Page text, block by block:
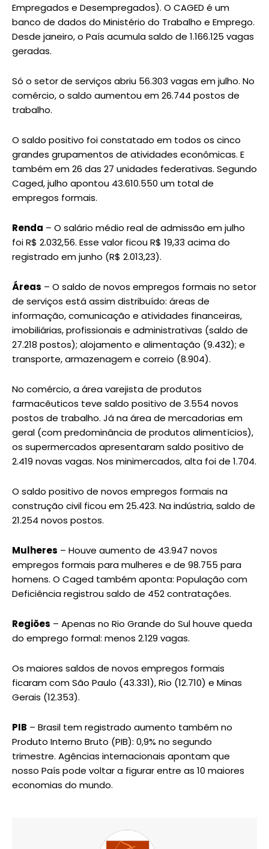
Empregados e Desempregados). O CAGED é um
banco de dados do Ministério do Trabalho e Emprego.
Desde janeiro, o País acumula saldo de 1.166.125 vagas
geradas.
Só o setor de serviços abriu 56.303 vagas em julho. No
comércio, o saldo aumentou em 26.744 postos de
trabalho.
O saldo positivo foi constatado em todos os cinco
grandes grupamentos de atividades econômicas. E
também em 26 das 27 unidades federativas. Segundo
Caged, julho apontou 43.610.550 um total de
empregos formais.
Renda – O salário médio real de admissão em julho
foi R$ 2.032,56. Esse valor ficou R$ 19,33 acima do
registrado em junho (R$ 2.013,23).
Áreas – O saldo de novos empregos formais no setor
de serviços está assim distribuído: áreas de
informação, comunicação e atividades financeiras,
imobiliárias, profissionais e administrativas (saldo de
27.218 postos); alojamento e alimentação (9.432); e
transporte, armazenagem e correio (8.904).
No comércio, a área varejista de produtos
farmacêuticos teve saldo positivo de 3.554 novos
postos de trabalho. Já na área de mercadorias em
geral (com predominância de produtos alimentícios),
os supermercados apresentaram saldo positivo de
2.419 novas vagas. Nos minimercados, alta foi de 1.704.
O saldo positivo de novos empregos formais na
construção civil ficou em 25.423. Na indústria, saldo de
21.254 novos postos.
Mulheres – Houve aumento de 43.947 novos
empregos formais para mulheres e de 98.755 para
homens. O Caged também aponta: População com
Deficiência registrou saldo de 452 contratações.
Regiões – Apenas no Rio Grande do Sul houve queda
do emprego formal: menos 2.129 vagas.
Os maiores saldos de novos empregos formais
ficaram com São Paulo (43.331), Rio (12.710) e Minas
Gerais (12.353).
PIB – Brasil tem registrado aumento também no
Produto Interno Bruto (PIB): 0,9% no segundo
trimestre. Agências internacionais apontam que
nosso País pode voltar a figurar entre as 10 maiores
economias do mundo.